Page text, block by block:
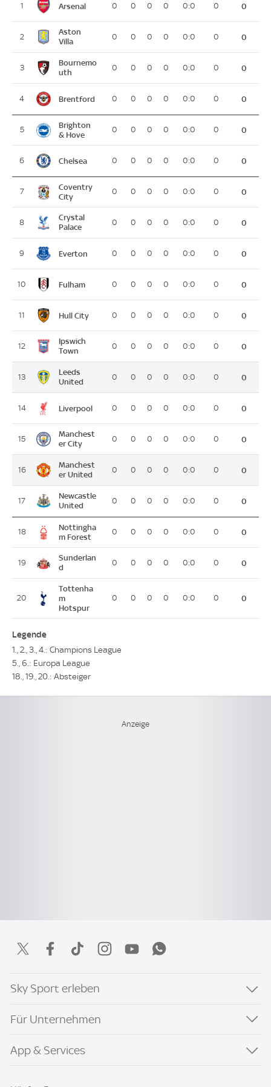
1 Arsenal 0 0 0 0 0:0 0 0
2
Aston
Villa
0 0 0 0 0:0 0 0
3
Bournemo
uth
0 0 0 0 0:0 0 0
4 Brentford 0 0 0 0 0:0 0 0
5
Brighton
& Hove
0 0 0 0 0:0 0 0
6 Chelsea 0 0 0 0 0:0 0 0
7
Coventry
City
0 0 0 0 0:0 0 0
8
Crystal
Palace
0 0 0 0 0:0 0 0
9 Everton 0 0 0 0 0:0 0 0
10 Fulham 0 0 0 0 0:0 0 0
11 Hull City 0 0 0 0 0:0 0 0
12
Ipswich
Town
0 0 0 0 0:0 0 0
13
Leeds
United
0 0 0 0 0:0 0 0
14 Liverpool 0 0 0 0 0:0 0 0
15
Manchest
er City
0 0 0 0 0:0 0 0
16
Manchest
er United
0 0 0 0 0:0 0 0
17
Newcastle
United
0 0 0 0 0:0 0 0
18
Nottingha
m Forest
0 0 0 0 0:0 0 0
19
Sunderlan
d
0 0 0 0 0:0 0 0
20
Tottenha
m
Hotspur
0 0 0 0 0:0 0 0
Legende
1., 2., 3., 4.: Champions League
5., 6.: Europa League
18., 19., 20.: Absteiger
Sky Sport erleben
Für Unternehmen
App & Services